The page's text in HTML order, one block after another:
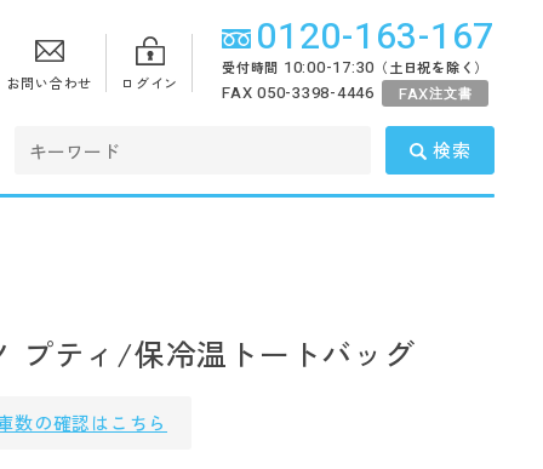
お問い合わせ ログイン
0120-163-167
受付時間 10:00-17:30 （土日祝を除く）
FAX 050-3398-4446 FAX注文書
検索
プティ/保冷温トートバッグ
数の確認はこちら